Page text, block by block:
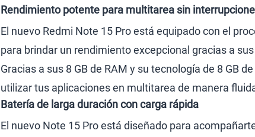
Rendimiento potente para multitarea sin
El nuevo Redmi Note 15 Pro está equipado con el
para brindar un rendimiento excepcional gracias a
Gracias a sus 8 GB de RAM y su tecnología de 8 GB
utilizar tus aplicaciones en multitarea de manera
Batería de larga duración con carga rápida
El nuevo Note 15 Pro está diseñado para